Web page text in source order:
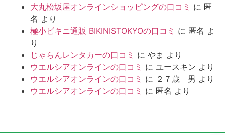
大丸松坂屋オンラインショッピングの口コミ に 匿
名 より
極小ビキニ通販 BIKINISTOKYOの口コミ に 匿名 よ
り
じゃらんレンタカーの口コミ に やま より
ウエルシアオンラインの口コミ に ユースキン より
ウエルシアオンラインの口コミ に ２７歳 男 より
ウエルシアオンラインの口コミ に 匿名 より